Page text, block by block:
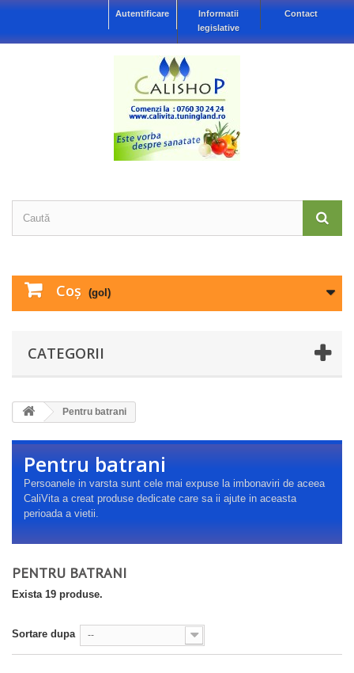
Contact
Informatii
legislative
Autentificare
Coş (gol)
CATEGORII
Pentru batrani
Pentru batrani
Persoanele in varsta sunt cele mai expuse la imbonaviri de aceea
CaliVita a creat produse dedicate care sa ii ajute in aceasta
perioada a vietii.
PENTRU BATRANI
Exista 19 produse.
Sortare dupa --